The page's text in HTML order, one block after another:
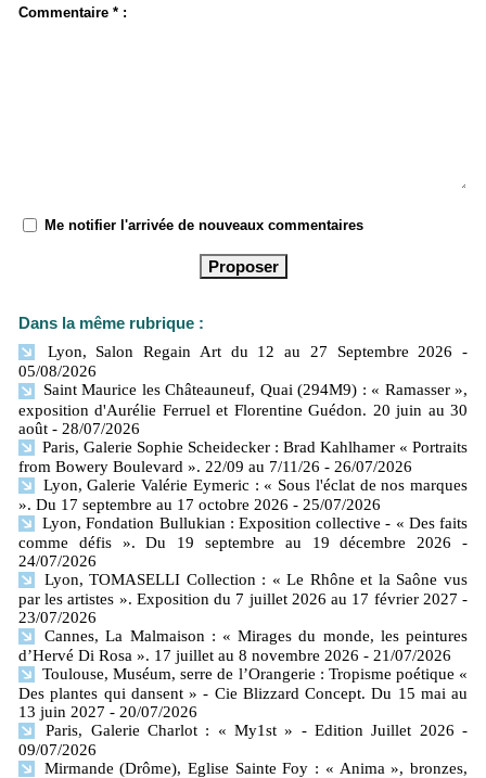
Commentaire * :
Me notifier l'arrivée de nouveaux commentaires
Dans la même rubrique :
Lyon, Salon Regain Art du 12 au 27 Septembre 2026
-
05/08/2026
Saint Maurice les Châteauneuf, Quai (294M9) : « Ramasser »,
exposition d'Aurélie Ferruel et Florentine Guédon. 20 juin au 30
août - 28/07/2026
Paris, Galerie Sophie Scheidecker : Brad Kahlhamer « Portraits
from Bowery Boulevard ». 22/09 au 7/11/26 - 26/07/2026
Lyon, Galerie Valérie Eymeric : « Sous l'éclat de nos marques
». Du 17 septembre au 17 octobre 2026 - 25/07/2026
Lyon, Fondation Bullukian : Exposition collective - « Des faits
comme défis ». Du 19 septembre au 19 décembre 2026
-
24/07/2026
Lyon, TOMASELLI Collection : « Le Rhône et la Saône vus
par les artistes ». Exposition du 7 juillet 2026 au 17 février 2027 -
23/07/2026
Cannes, La Malmaison : « Mirages du monde, les peintures
d’Hervé Di Rosa ». 17 juillet au 8 novembre 2026 - 21/07/2026
Toulouse, Muséum, serre de l’Orangerie : Tropisme poétique «
Des plantes qui dansent » - Cie Blizzard Concept. Du 15 mai au
13 juin 2027 - 20/07/2026
Paris, Galerie Charlot : « My1st » - Edition Juillet 2026 -
09/07/2026
Mirmande (Drôme), Eglise Sainte Foy : « Anima », bronzes,